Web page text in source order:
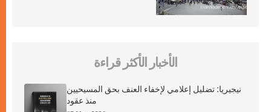
الأخبار الأكثر قراءة
نيجيريا: تضليل إعلامي لإخفاء العنف بحق المسيحيين
منذ عقود